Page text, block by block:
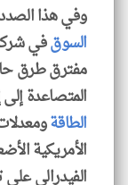
وفي هذا
السوقفي
مفترق طرق
المتصاعدة
الطاقة
الأمريكية
الفيدرالي